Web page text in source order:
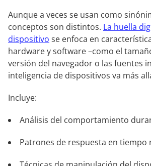
Aunque a veces se usan como
conceptos son distintos. La huella
dispositivo se enfoca en
hardware y software –como el
versión del navegador o las fuentes
inteligencia de dispositivos va más
Incluye:
Análisis del comportamiento
Patrones de respuesta en tiempo